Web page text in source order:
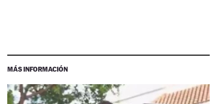
MÁS INFORMACIÓN